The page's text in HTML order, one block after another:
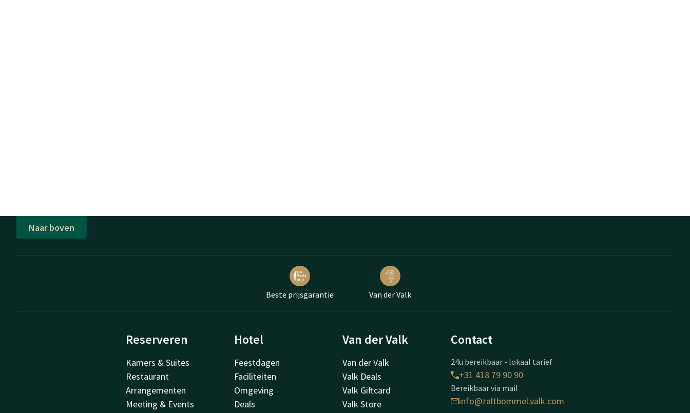
Naar boven
Beste prijsgarantie Van der Valk
Reserveren
Kamers & Suites
Restaurant
Arrangementen
Meeting & Events
Hotel
Feestdagen
Faciliteiten
Omgeving
Deals
Van der Valk
Van der Valk
Valk Deals
Valk Giftcard
Valk Store
Contact
24u bereikbaar - lokaal tarief
+31 418 79 90 90
Bereikbaar via mail
info@zaltbommel.valk.com